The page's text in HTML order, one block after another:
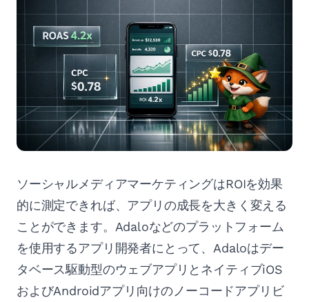
ソーシャルメディアマーケティングはROIを効果
的に測定できれば、アプリの成長を大きく変える
ことができます。Adaloなどのプラットフォーム
を使用するアプリ開発者にとって、Adaloはデー
タベース駆動型のウェブアプリとネイティブiOS
およびAndroidアプリ向けのノーコードアプリビ